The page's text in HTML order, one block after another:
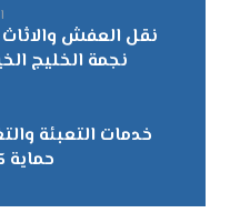
نجمة الخليج
خدمات التعبئة
حماية